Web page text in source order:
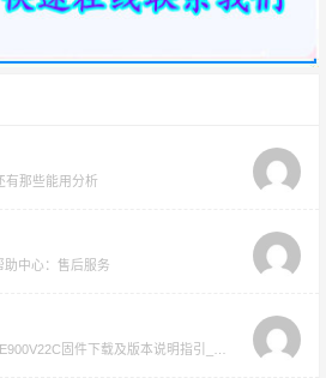
有那些能用分析
助中心：售后服务
固件下载及版本说明指引_看好在下载避免刷成砖